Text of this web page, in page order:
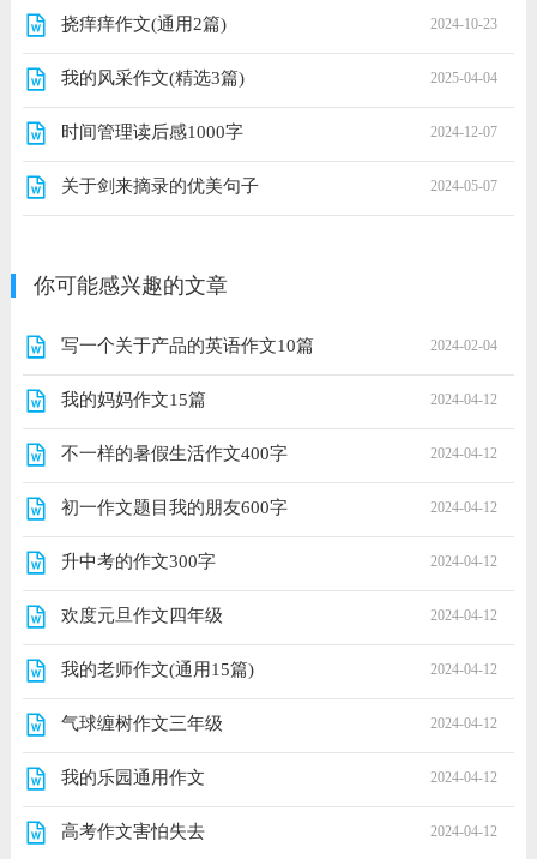
挠痒痒作文(通用2篇) 2024-10-23
我的风采作文(精选3篇) 2025-04-04
时间管理读后感1000字 2024-12-07
关于剑来摘录的优美句子 2024-05-07
你可能感兴趣的文章
写一个关于产品的英语作文10篇 2024-02-04
我的妈妈作文15篇 2024-04-12
不一样的暑假生活作文400字 2024-04-12
初一作文题目我的朋友600字 2024-04-12
升中考的作文300字 2024-04-12
欢度元旦作文四年级 2024-04-12
我的老师作文(通用15篇) 2024-04-12
气球缠树作文三年级 2024-04-12
我的乐园通用作文 2024-04-12
高考作文害怕失去 2024-04-12